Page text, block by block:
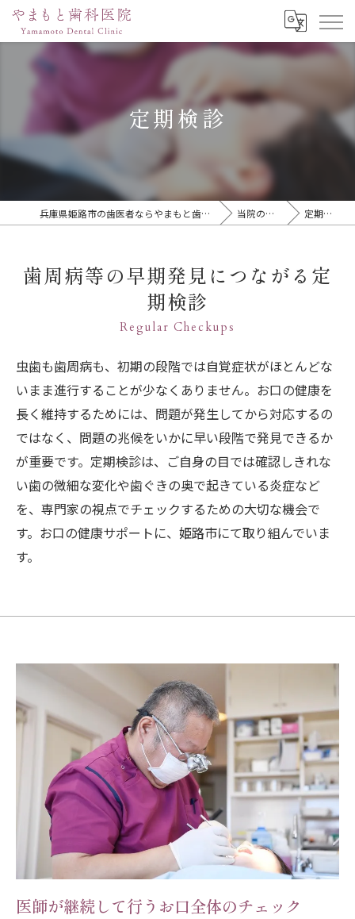
定期検診
兵庫県姫路市の歯医者ならやまもと歯科医院 当院の特徴 定期検診
歯周病等の早期発見につながる定
期検診
Regular Checkups
虫歯も歯周病も、初期の段階では自覚症状がほとんどな
いまま進行することが少なくありません。お口の健康を
長く維持するためには、問題が発生してから対応するの
ではなく、問題の兆候をいかに早い段階で発見できるか
が重要です。定期検診は、ご自身の目では確認しきれな
い歯の微細な変化や歯ぐきの奥で起きている炎症など
を、専門家の視点でチェックするための大切な機会で
す。お口の健康サポートに、姫路市にて取り組んでいま
す。
医師が継続して行うお口全体のチェック